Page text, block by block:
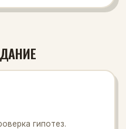
гипотез.